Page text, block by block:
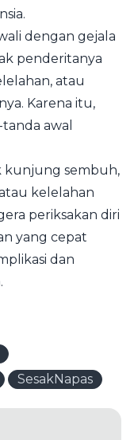
dengan gejala
penderitanya
atau
Karena itu,
awal
kunjung sembuh,
kelelahan
periksakan diri
yang cepat
dan
SesakNapas